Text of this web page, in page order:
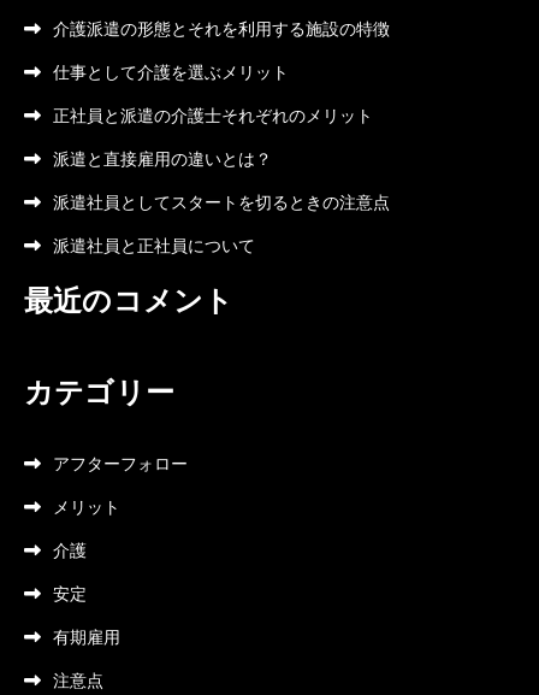
介護派遣の形態とそれを利用する施設の特徴
仕事として介護を選ぶメリット
正社員と派遣の介護士それぞれのメリット
派遣と直接雇用の違いとは？
派遣社員としてスタートを切るときの注意点
派遣社員と正社員について
最近のコメント
カテゴリー
アフターフォロー
メリット
介護
安定
有期雇用
注意点